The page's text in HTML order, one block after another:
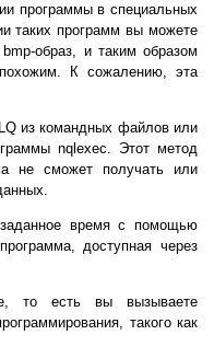
программы в специальных
таких программ вы можете
образ, и таким образом
К сожалению, эта
из командных файлов или
nqlexec. Этот метод
не сможет получать или
время с помощью
доступная через
то есть вы вызываете
такого как